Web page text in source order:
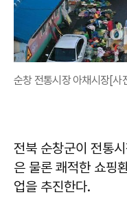
순창 전통시장 아채시장[사
전북 순창군이 전통
은 물론 쾌적한 쇼핑
업을 추진한다.